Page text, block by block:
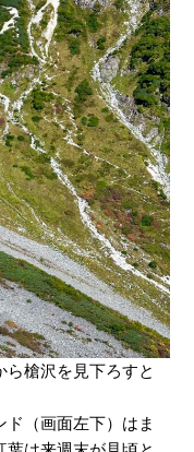
槍沢を見下ろすと
（画面左下）はま